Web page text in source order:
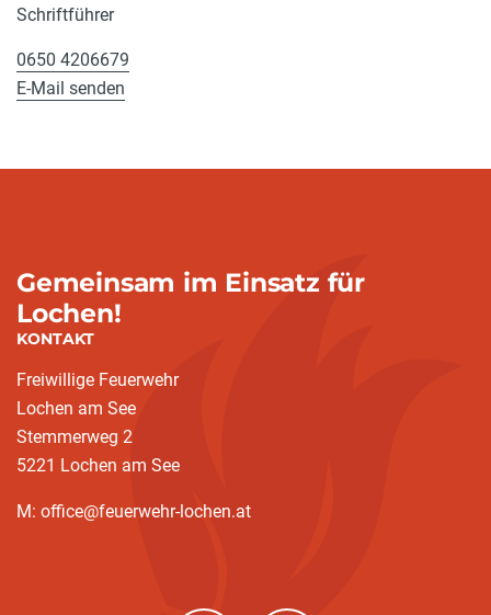
Schriftführer
0650 4206679
E-Mail senden
Gemeinsam im Einsatz für
Lochen!
KONTAKT
Freiwillige Feuerwehr
Lochen am See
Stemmerweg 2
5221 Lochen am See
M: office@feuerwehr-lochen.at